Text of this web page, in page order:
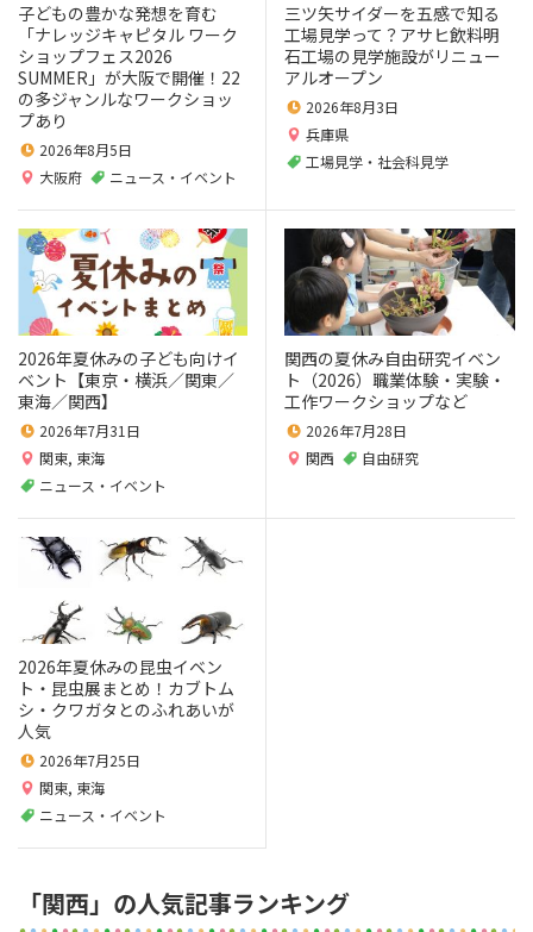
子どもの豊かな発想を育む
「ナレッジキャピタル ワーク
ショップフェス2026
SUMMER」が大阪で開催！22
の多ジャンルなワークショッ
プあり
2026年8月5日
大阪府
ニュース・イベント
三ツ矢サイダーを五感で知る
工場見学って？アサヒ飲料明
石工場の見学施設がリニュー
アルオープン
2026年8月3日
兵庫県
工場見学・社会科見学
2026年夏休みの子ども向けイ
ベント【東京・横浜／関東／
東海／関西】
2026年7月31日
関東, 東海
ニュース・イベント
関西の夏休み自由研究イベン
ト（2026）職業体験・実験・
工作ワークショップなど
2026年7月28日
関西
自由研究
2026年夏休みの昆虫イベン
ト・昆虫展まとめ！カブトム
シ・クワガタとのふれあいが
人気
2026年7月25日
関東, 東海
ニュース・イベント
「関西」の人気記事ランキング